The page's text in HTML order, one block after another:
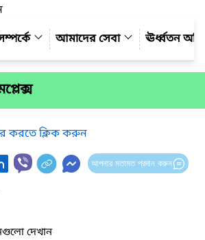
আমাদের সেবা ঊর্ধ্বতন
করতে ক্লিক করুন
আপনার মতামত প্রদান করুন
দেখান